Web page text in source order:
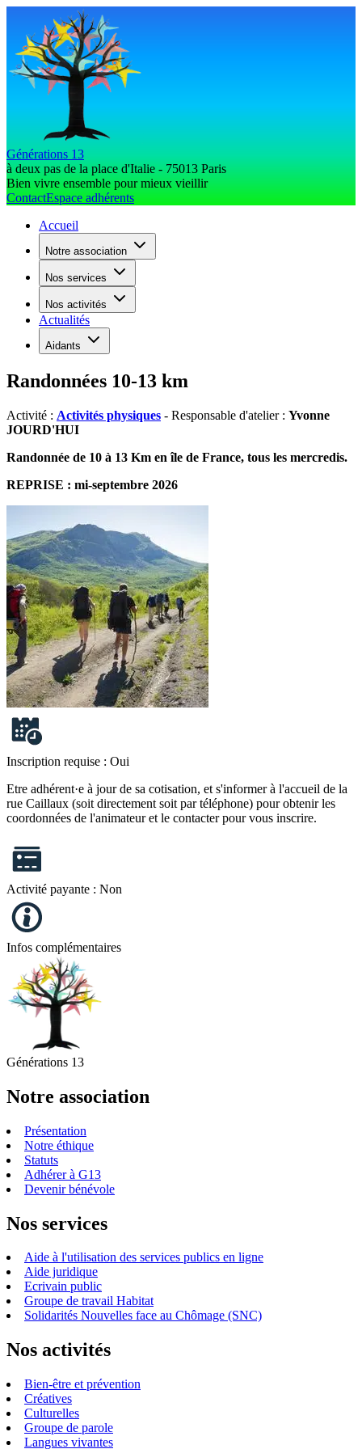
Générations 13
à deux pas de la place d'Italie - 75013 Paris
Bien vivre ensemble pour mieux vieillir
ContactEspace adhérents
Accueil
Notre association
Nos services
Nos activités
Actualités
Aidants
Randonnées 10-13 km
Activité : Activités physiques - Responsable d'atelier : Yvonne
JOURD'HUI
Randonnée de 10 à 13 Km en île de France, tous les mercredis.
REPRISE : mi-septembre 2026
Inscription requise : Oui
Etre adhérent·e à jour de sa cotisation, et s'informer à l'accueil de la
rue Caillaux (soit directement soit par téléphone) pour obtenir les
coordonnées de l'animateur et le contacter pour vous inscrire.
Activité payante : Non
Infos complémentaires
Générations 13
Notre association
Présentation
Notre éthique
Statuts
Adhérer à G13
Devenir bénévole
Nos services
Aide à l'utilisation des services publics en ligne
Aide juridique
Ecrivain public
Groupe de travail Habitat
Solidarités Nouvelles face au Chômage (SNC)
Nos activités
Bien-être et prévention
Créatives
Culturelles
Groupe de parole
Langues vivantes